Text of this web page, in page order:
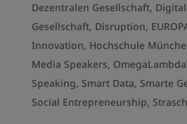
Dezentralen Gesellschaft,
Gesellschaft, Disruption,
Innovation, Hochschule
Media Speakers,
Speaking, Smart Data, Smarte
Social Entrepreneurship,